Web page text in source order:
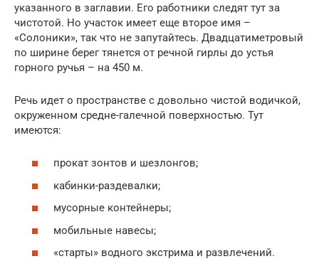
указанного в заглавии. Его работники следят тут за
чистотой. Но участок имеет еще второе имя –
«Солоники», так что не запутайтесь. Двадцатиметровый
по ширине берег тянется от речной гирлы до устья
горного ручья – на 450 м.
Речь идет о пространстве с довольно чистой водичкой,
окруженном средне-галечной поверхностью. Тут
имеются:
прокат зонтов и шезлонгов;
кабинки-раздевалки;
мусорные контейнеры;
мобильные навесы;
«старты» водного экстрима и развлечений.